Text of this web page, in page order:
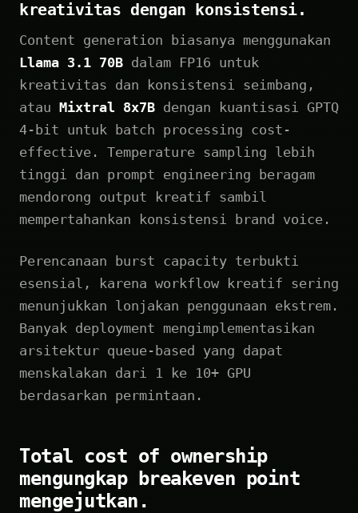
kreativitas dengan konsistensi.
Content generation biasanya menggunakan
Llama 3.1 70B dalam FP16 untuk
kreativitas dan konsistensi seimbang,
atau Mixtral 8x7B dengan kuantisasi GPTQ
4-bit untuk batch processing cost-
effective. Temperature sampling lebih
tinggi dan prompt engineering beragam
mendorong output kreatif sambil
mempertahankan konsistensi brand voice.
Perencanaan burst capacity terbukti
esensial, karena workflow kreatif sering
menunjukkan lonjakan penggunaan ekstrem.
Banyak deployment mengimplementasikan
arsitektur queue-based yang dapat
menskalakan dari 1 ke 10+ GPU
berdasarkan permintaan.
Total cost of ownership
mengungkap breakeven point
mengejutkan.